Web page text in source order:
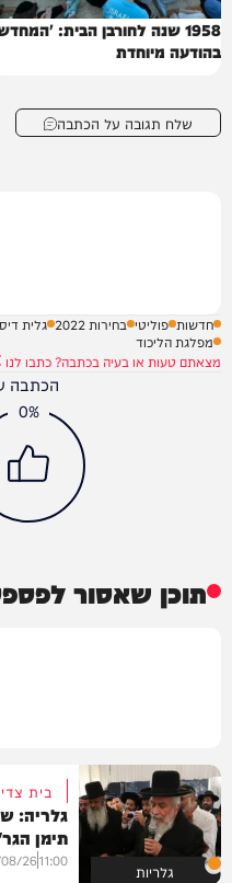
1958 שנה לחורבן הבית:
בהודעה מיוחדת
שלח תגובה על הכתבה
חדשות פוליטי בחירות 2022 גלית
מפלגת הליכוד
מצאתם טעות או בעיה בכתבה? כתבו לנו
הכתבה
0%
תוכן שאסור
גלריות
בית
גלריה:
תימן
11:00
26